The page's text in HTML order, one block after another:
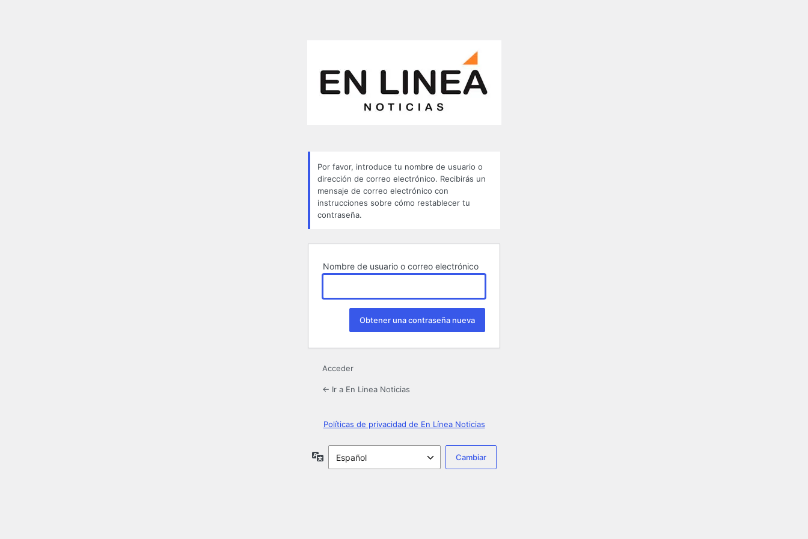
Por favor, introduce tu nombre de usuario o
dirección de correo electrónico. Recibirás un
mensaje de correo electrónico con
instrucciones sobre cómo restablecer tu
contraseña.
Nombre de usuario o correo electrónico
Acceder
← Ir a En Linea Noticias
Políticas de privacidad de En Línea Noticias
Idioma